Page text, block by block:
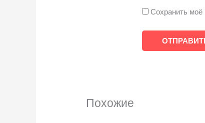
Сохранить
Похожие